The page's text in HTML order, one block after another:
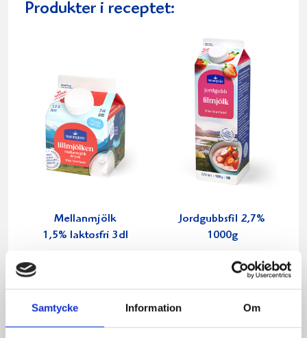
Samtycke Information Om
Produkter i receptet:
Mellanmjölk
1,5% laktosfri 3dl
Jordgubbsfil 2,7%
1000g